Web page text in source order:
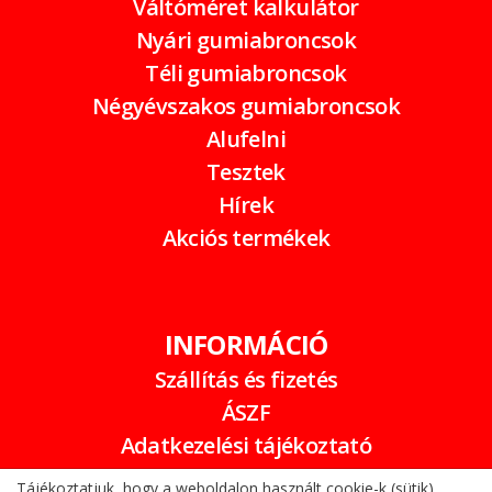
Váltóméret kalkulátor
Nyári gumiabroncsok
Téli gumiabroncsok
Négyévszakos gumiabroncsok
Alufelni
Tesztek
Hírek
Akciós termékek
INFORMÁCIÓ
Szállítás és fizetés
ÁSZF
Adatkezelési tájékoztató
Garancia